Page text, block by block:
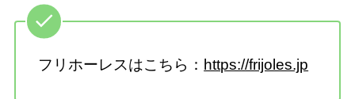
フリホーレスはこちら： https://frijoles.jp